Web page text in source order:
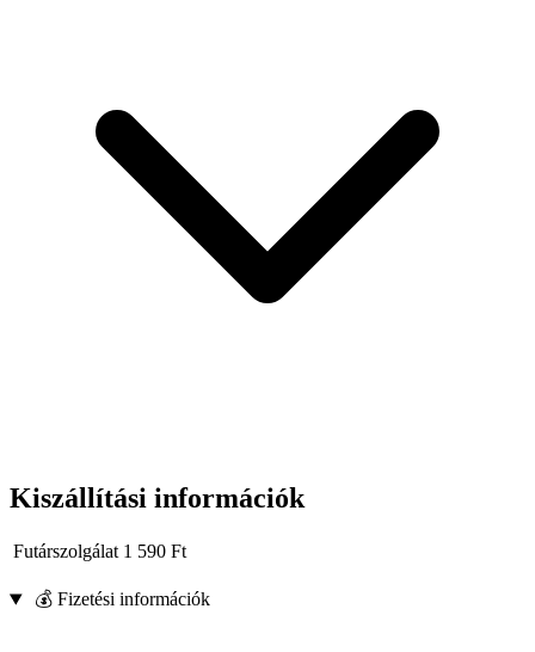
Kiszállítási információk
Futárszolgálat 1 590 Ft
💰 Fizetési információk